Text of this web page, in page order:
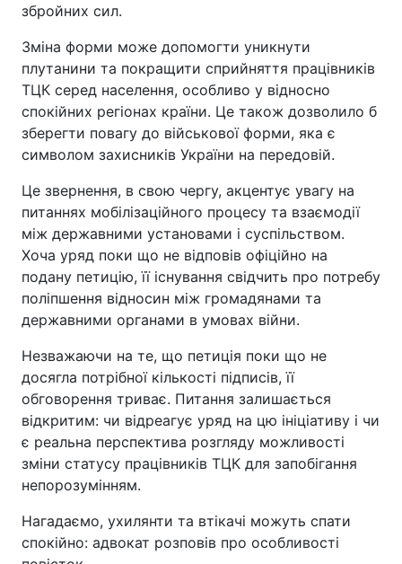
збройних сил.
Зміна форми може допомогти уникнути
плутанини та покращити сприйняття працівників
ТЦК серед населення, особливо у відносно
спокійних регіонах країни. Це також дозволило б
зберегти повагу до військової форми, яка є
символом захисників України на передовій.
Це звернення, в свою чергу, акцентує увагу на
питаннях мобілізаційного процесу та взаємодії
між державними установами і суспільством.
Хоча уряд поки що не відповів офіційно на
подану петицію, її існування свідчить про потребу
поліпшення відносин між громадянами та
державними органами в умовах війни.
Незважаючи на те, що петиція поки що не
досягла потрібної кількості підписів, її
обговорення триває. Питання залишається
відкритим: чи відреагує уряд на цю ініціативу і чи
є реальна перспектива розгляду можливості
зміни статусу працівників ТЦК для запобігання
непорозумінням.
Нагадаємо, ухилянти та втікачі можуть спати
спокійно: адвокат розповів про особливості